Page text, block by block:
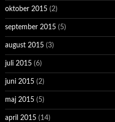
oktober 2015 (2)
september 2015 (5)
august 2015 (3)
juli 2015 (6)
juni 2015 (2)
maj 2015 (5)
april 2015 (14)